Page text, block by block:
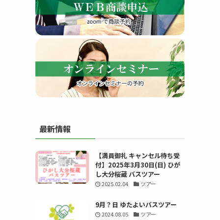
す
る
最新情報
【満員御礼 キャンセル待ち受
付】2025年3月30日(日) ひが
し大分桜蔵 バスツアー
2025.02.04 ツアー
9月？日 ゆたよいバスツアー
2024.08.05 ツアー